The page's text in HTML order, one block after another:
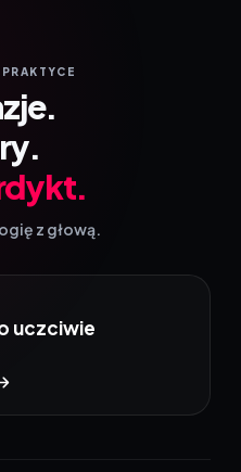
z głową.
uczciwie